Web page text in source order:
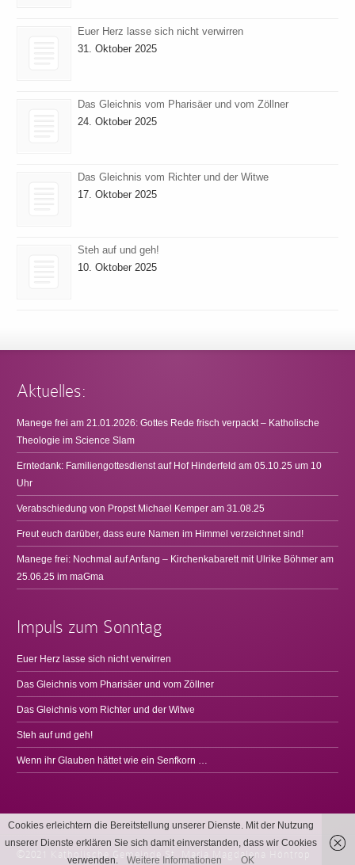
Euer Herz lasse sich nicht verwirren
31. Oktober 2025
Das Gleichnis vom Pharisäer und vom Zöllner
24. Oktober 2025
Das Gleichnis vom Richter und der Witwe
17. Oktober 2025
Steh auf und geh!
10. Oktober 2025
Aktuelles:
Manege frei am 21.01.2026: Gottes Rede frisch verpackt – Katholische
Theologie im Science Slam
Erntedank: Familiengottesdienst auf Hof Hinderfeld am 05.10.25 um 10
Uhr
Verabschiedung von Propst Michael Kemper am 31.08.25
Freut euch darüber, dass eure Namen im Himmel verzeichnet sind!
Manege frei: Nochmal auf Anfang – Kirchenkabarett mit Ulrike Böhmer am
25.06.25 im maGma
Impuls zum Sonntag
Euer Herz lasse sich nicht verwirren
Das Gleichnis vom Pharisäer und vom Zöllner
Das Gleichnis vom Richter und der Witwe
Steh auf und geh!
Wenn ihr Glauben hättet wie ein Senfkorn …
©2021 Katholische Gemeinde St. Maria Magdalena Höntrop
Cookies erleichtern die Bereitstellung unserer Dienste. Mit der Nutzung
unserer Dienste erklären Sie sich damit einverstanden, dass wir Cookies
verwenden.
Weitere Informationen OK